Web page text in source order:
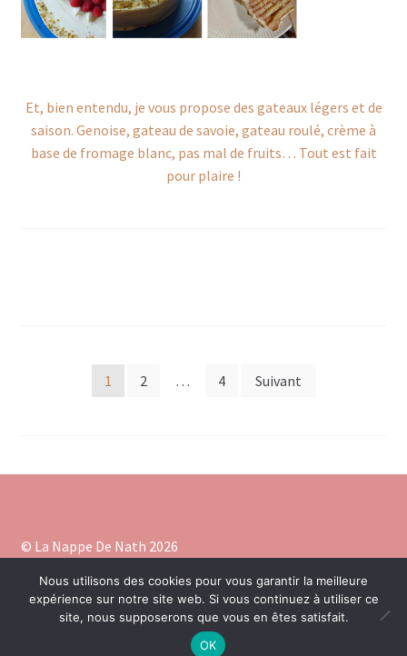
Et, bien entendu, je vous propose des gateaux légers et de
saison. Genoise, gateau de savoie, gateau roulé, crème à
base de fromage blanc, pas mal de fruits… Tout est fait
pour plaire !
Pagination
1 2 … 4 Suivant
© La Nappe De Nath 2026
Nous utilisons des cookies pour vous garantir la meilleure
expérience sur notre site web. Si vous continuez à utiliser ce
site, nous supposerons que vous en êtes satisfait.
OK